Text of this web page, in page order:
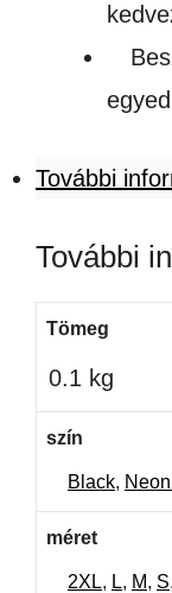
További
További
Tömeg
0.1 kg
szín
Black,
méret
2XL, L, M, S,